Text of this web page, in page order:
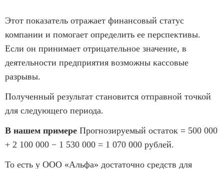
Этот показатель отражает финансовый статус
компании и помогает определить ее перспективы.
Если он принимает отрицательное значение, в
деятельности предприятия возможны кассовые
разрывы.
Полученный результат становится отправной точкой
для следующего периода.
В нашем примере Прогнозируемый остаток = 500 000
+ 2 100 000 − 1 530 000 = 1 070 000 рублей.
То есть у ООО «Альфа» достаточно средств для